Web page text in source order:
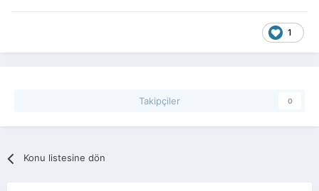
1
Takipçiler 0
Konu listesine dön